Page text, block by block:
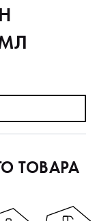
ТОВАРА